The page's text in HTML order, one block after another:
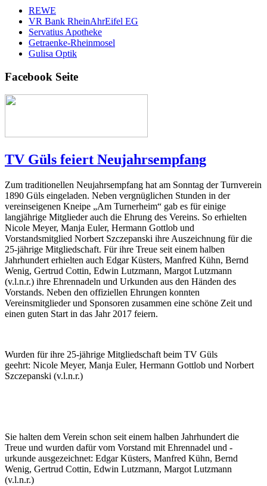
REWE
VR Bank RheinAhrEifel EG
Servatius Apotheke
Getraenke-Rheinmosel
Gulisa Optik
Facebook Seite
TV Güls feiert Neujahrsempfang
Zum traditionellen Neujahrsempfang hat am Sonntag der Turnverein
1890 Güls eingeladen. Neben vergnüglichen Stunden in der
vereinseigenen Kneipe „Am Turnerheim“ gab es für einige
langjährige Mitglieder auch die Ehrung des Vereins. So erhielten
Nicole Meyer, Manja Euler, Hermann Gottlob und
Vorstandsmitglied Norbert Szczepanski ihre Auszeichnung für die
25-jährige Mitgliedschaft. Für ihre Treue seit einem halben
Jahrhundert erhielten auch Edgar Küsters, Manfred Kühn, Bernd
Wenig, Gertrud Cottin, Edwin Lutzmann, Margot Lutzmann
(v.l.n.r.) ihre Ehrennadeln und Urkunden aus den Händen des
Vorstands. Neben den offiziellen Ehrungen konnten
Vereinsmitglieder und Sponsoren zusammen eine schöne Zeit und
einen guten Start in das Jahr 2017 feiern.
Wurden für ihre 25-jährige Mitgliedschaft beim TV Güls
geehrt: Nicole Meyer, Manja Euler, Hermann Gottlob und Norbert
Szczepanski (v.l.n.r.)
Sie halten dem Verein schon seit einem halben Jahrhundert die
Treue und wurden dafür vom Vorstand mit Ehrennadel und -
urkunde ausgezeichnet: Edgar Küsters, Manfred Kühn, Bernd
Wenig, Gertrud Cottin, Edwin Lutzmann, Margot Lutzmann
(v.l.n.r.)